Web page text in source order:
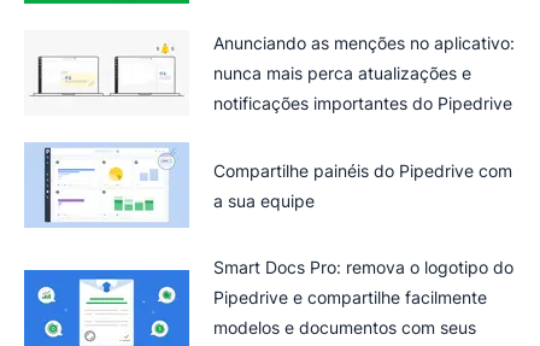
Anunciando as menções no aplicativo:
nunca mais perca atualizações e
notificações importantes do Pipedrive
Compartilhe painéis do Pipedrive com
a sua equipe
Smart Docs Pro: remova o logotipo do
Pipedrive e compartilhe facilmente
modelos e documentos com seus